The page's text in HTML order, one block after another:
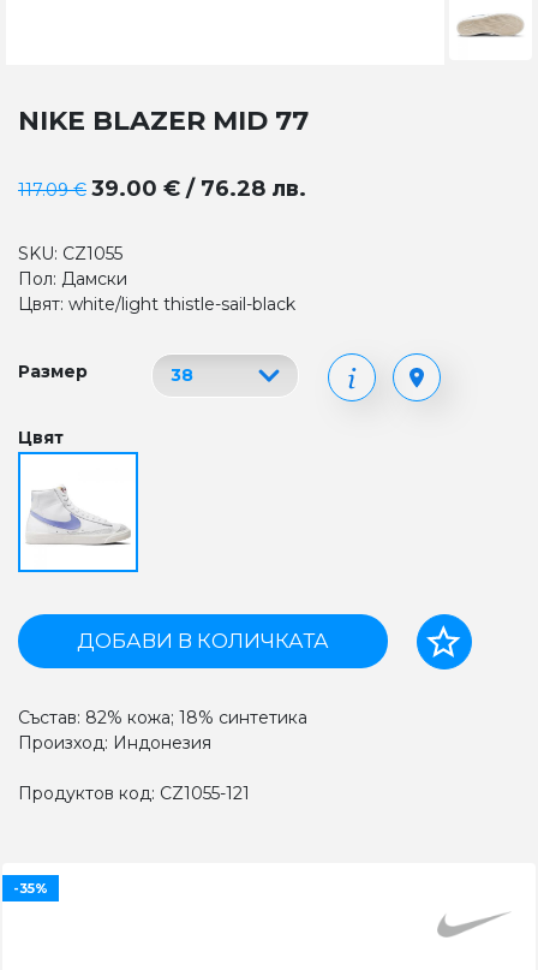
NIKE BLAZER MID 77
117.09 € 39.00 € / 76.28 лв.
SKU: CZ1055
Пол: Дамски
Цвят: white/light thistle-sail-black
Размер
Цвят
ДОБАВИ В КОЛИЧКАТА
Състав: 82% кожа; 18% синтетика
Произход: Индонезия
Продуктов код: CZ1055-121
-35%